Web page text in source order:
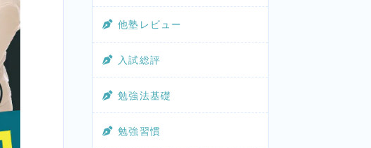
他塾レビュー
入試総評
勉強法基礎
勉強習慣